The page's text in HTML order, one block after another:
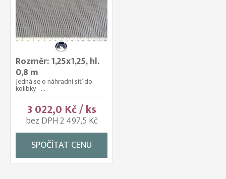
Rozměr: 1,25x1,25, hl.
0,8 m
Jedná se o náhradní síť do
kolíbky –...
3 022,0 Kč / ks
bez DPH 2 497,5 Kč
SPOČÍTAT CENU